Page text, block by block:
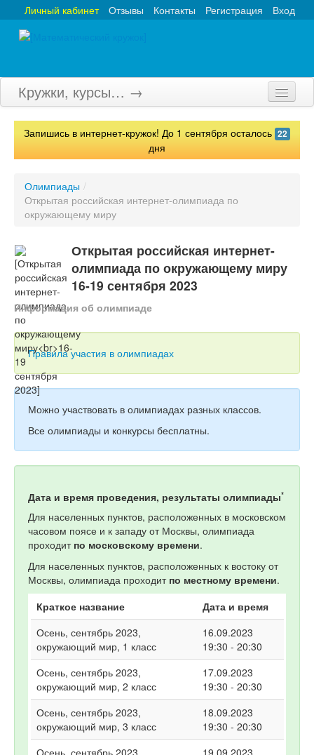
Вход
Регистрация
Контакты
Отзывы
Личный кабинет
Кружки, курсы… →
Главная
Олимпиады
Конкурсы
Вебинары
Тесты
Книги
Игры
Учитель
Запишись в интернет-кружок! До 1 сентября осталось 22
дня
Олимпиады /
Открытая российская интернет-олимпиада по
окружающему миру
Открытая российская интернет-
олимпиада по окружающему миру
16-19 сентября 2023
Информация об олимпиаде
Правила участия в олимпиадах
Можно участвовать в олимпиадах разных классов.
Все олимпиады и конкурсы бесплатны.
Дата и время проведения, результаты олимпиады*
Для населенных пунктов, расположенных в московском
часовом поясе и к западу от Москвы, олимпиада
проходит по московскому времени.
Для населенных пунктов, расположенных к востоку от
Москвы, олимпиада проходит по местному времени.
Краткое название
Дата и время
Осень, сентябрь 2023,
окружающий мир, 1 класс
16.09.2023
19:30 - 20:30
Осень, сентябрь 2023,
окружающий мир, 2 класс
17.09.2023
19:30 - 20:30
Осень, сентябрь 2023,
окружающий мир, 3 класс
18.09.2023
19:30 - 20:30
Осень, сентябрь 2023,
19.09.2023